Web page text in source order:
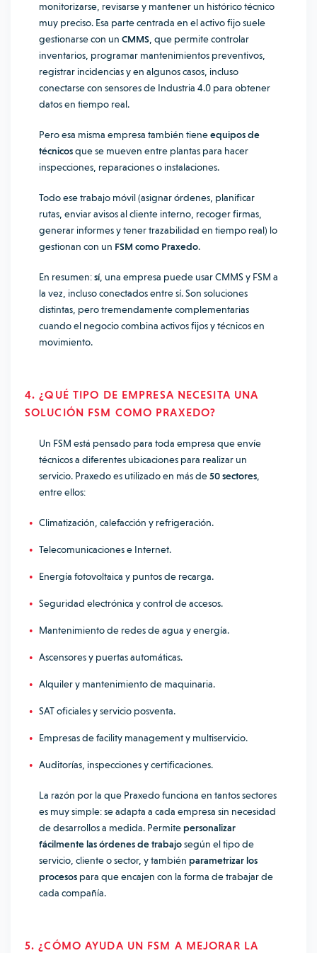
monitorizarse, revisarse y mantener un histórico técnico
muy preciso. Esa parte centrada en el activo fijosuele
gestionarse con un CMMS , que permite controlar
inventarios, programar mantenimientos preventivos,
registrar incidencias y en algunos casos, incluso
conectarse con sensores de Industria 4.0 para obtener
datos en tiempo real.
Pero esa misma empresa también tieneequipos de
técnicosque se mueven entre plantas para hacer
inspecciones, reparaciones o instalaciones.
Todo ese trabajo móvil (asignar órdenes, planificar
rutas, enviar avisos al cliente interno, recoger firmas,
generar informes y tener trazabilidad en tiempo real) lo
gestionan con un FSM como Praxedo.
En resumen:sí, una empresa puede usar CMMS y FSM a
la vez, incluso conectados entre sí. Son soluciones
distintas, pero tremendamente complementarias
cuando el negocio combina activos fijos y técnicos en
movimiento.
4. ¿QUÉ TIPO DE EMPRESA NECESITA UNA
SOLUCIÓN FSM COMO PRAXEDO?
Un FSM está pensado para toda empresa que envíe
técnicos a diferentes ubicaciones para realizar un
servicio. Praxedo es utilizado en más de50 sectores
entre ellos:
Climatización, calefacción y refrigeración.
Telecomunicaciones e Internet.
Energía fotovoltaica y puntos de recarga.
Seguridad electrónica y control de accesos.
Mantenimiento de redes de agua y energía.
Ascensores y puertas automáticas.
Alquiler y mantenimiento de maquinaria.
SAT oficiales y servicio posventa.
Empresas de facility management y multiservicio.
Auditorías, inspecciones y certificaciones.
La razón por la que Praxedo funciona en tantos sectores
es muy simple: se adapta a cada empresa sin necesidad
de desarrollos a medida. Permitepersonalizar
fácilmente las órdenes de trabajosegún el tipo de
servicio, cliente o sector, y también parametrizar los
procesos para que encajen con la forma de trabajar de
cada compañía.
5. ¿CÓMO AYUDA UN FSM A MEJORAR LA